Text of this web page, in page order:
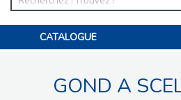
CATALOGUE
ACCESSOIRES ET
GOND A